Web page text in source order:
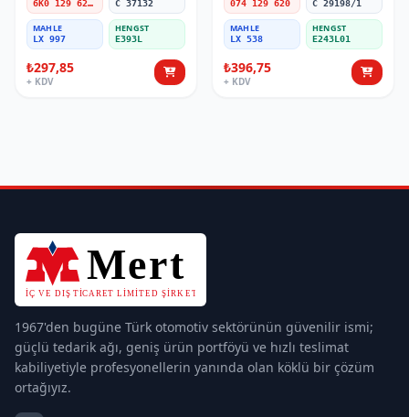
6K0 129 620 B C 37132
MAHLE
LX 997
HENGST
E393L
₺297,85
+ KDV
074 129 620 C 29198/1
MAHLE
LX 538
HENGST
E243L01
₺396,75
+ KDV
1967'den bugüne Türk otomotiv sektörünün güvenilir ismi;
güçlü tedarik ağı, geniş ürün portföyü ve hızlı teslimat
kabiliyetiyle profesyonellerin yanında olan köklü bir çözüm
ortağıyız.